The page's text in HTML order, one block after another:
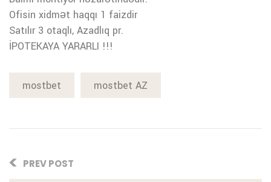
Ofisin xidmət haqqı 1 faizdir
Satılır 3 otaqlı, Azadlıq pr.
İPOTEKAYA YARARLI !!!
mostbet mostbet AZ
PREV POST